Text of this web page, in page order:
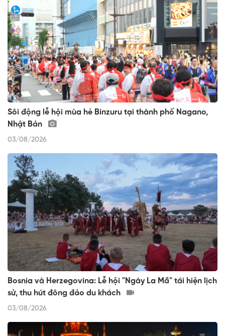
Sôi động lễ hội mùa hè Binzuru tại thành phố Nagano,
Nhật Bản
03/08/2026
Bosnia và Herzegovina: Lễ hội "Ngày La Mã" tái hiện lịch
sử, thu hút đông đảo du khách
03/08/2026